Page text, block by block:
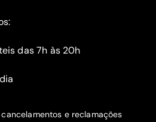
das 7h às 20h
e reclamações